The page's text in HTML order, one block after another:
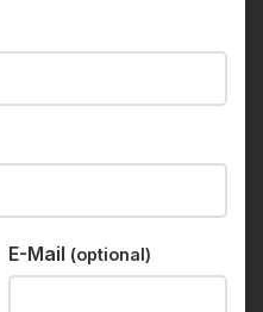
E-Mail (optional)